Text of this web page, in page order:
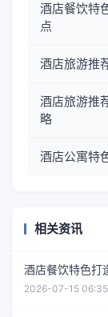
酒店餐饮特
点
酒店旅游推
酒店旅游推
略
酒店公寓特
相关资讯
酒店餐饮特色打
2026-07-15 06:35